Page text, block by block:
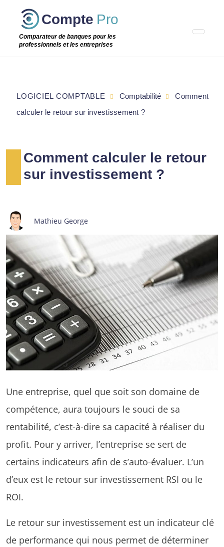
Passer
étape
Compte Pro
Comparateur de banques pour les
professionnels et les entreprises
Comment calculer le retour
sur investissement ?
Mathieu George
Une entreprise, quel que soit son domaine de
compétence, aura toujours le souci de sa
rentabilité, c’est-à-dire sa capacité à réaliser du
profit. Pour y arriver, l’entreprise se sert de
certains indicateurs afin de s’auto-évaluer. L’un
d’eux est le retour sur investissement RSI ou le
ROI.
Le retour sur investissement est un indicateur clé
de performance qui nous permet de déterminer
LOGICIEL COMPTABLE Comptabilité
Comment
calculer le retour sur investissement ?